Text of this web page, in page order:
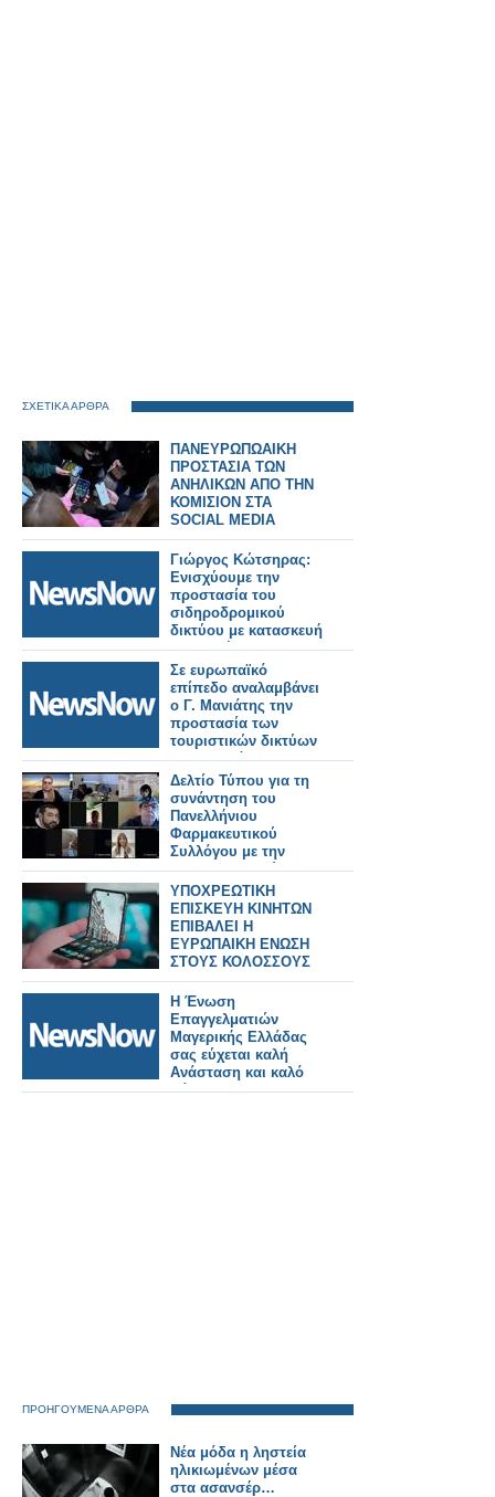
ΣΧΕΤΙΚΑ ΑΡΘΡΑ
ΠΑΝΕΥΡΩΠΩΑΙΚΗ
ΠΡΟΣΤΑΣΙΑ ΤΩΝ
ΑΝΗΛΙΚΩΝ ΑΠΟ ΤΗΝ
ΚΟΜΙΣΙΟΝ ΣΤΑ
SOCIAL MEDIA
Γιώργος Κώτσηρας:
Ενισχύουμε την
προστασία του
σιδηροδρομικού
δικτύου με κατασκευή
ενισχυμένης
περίφραξης σε
Θριάσιο, Θήβα και
Ζευγολατιό.
Σε ευρωπαϊκό
επίπεδο αναλαμβάνει
ο Γ. Μανιάτης την
προστασία των
τουριστικών δικτύων
Σιδηροδρόμου.
Δελτίο Τύπου για τη
συνάντηση του
Πανελλήνιου
Φαρμακευτικού
Συλλόγου με την
Ένωση Ασθενών
Ελλάδας
ΥΠΟΧΡΕΩΤΙΚΗ
ΕΠΙΣΚΕΥΗ ΚΙΝΗΤΩΝ
ΕΠΙΒΑΛΕΙ Η
ΕΥΡΩΠΑΙΚΗ ΕΝΩΣΗ
ΣΤΟΥΣ ΚΟΛΟΣΣΟΥΣ
Η Ένωση
Επαγγελματιών
Μαγερικής Ελλάδας
σας εύχεται καλή
Ανάσταση και καλό
Πάσχα!
ΠΡΟΗΓΟΥΜΕΝΑ ΑΡΘΡΑ
Νέα μόδα η ληστεία
ηλικιωμένων μέσα
στα ασανσέρ…